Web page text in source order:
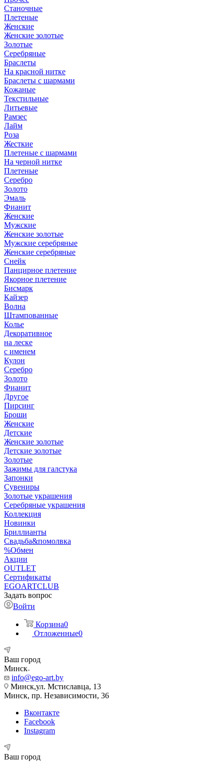
Станочные
Плетеные
Женские
Женские золотые
Золотые
Серебряные
Браслеты
На красной нитке
Браслеты с шармами
Кожаные
Текстильные
Литьевые
Рамзес
Лайм
Роза
Жесткие
Плетеные с шармами
На черной нитке
Плетеные
Серебро
Золото
Эмаль
Фианит
Женские
Мужские
Женские золотые
Мужские серебряные
Женские серебряные
Снейк
Панцирное плетение
Якорное плетение
Бисмарк
Кайзер
Волна
Штампованные
Колье
Декоративное
на леске
с именем
Кулон
Серебро
Золото
Фианит
Другое
Пирсинг
Броши
Женские
Детские
Женские золотые
Детские золотые
Золотые
Зажимы для галстука
Запонки
Сувениры
Золотые украшения
Серебряные украшения
Коллекция
Новинки
Бриллианты
Свадьба&помолвка
%Обмен
Акции
OUTLET
Сертификаты
EGOARTCLUB
Задать вопрос
Войти
Корзина0
Отложенные0
Ваш город
Минск
info@ego-art.by
Минск,ул. Мстиславца, 13
Минск, пр. Независимости, 36
Вконтакте
Facebook
Instagram
Ваш город